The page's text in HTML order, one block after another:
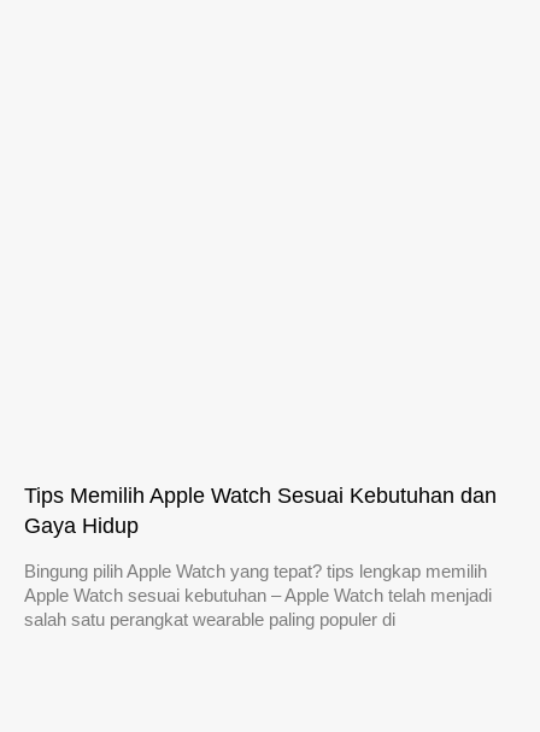
Tips Memilih Apple Watch Sesuai Kebutuhan dan
Gaya Hidup
Bingung pilih Apple Watch yang tepat? tips lengkap memilih
Apple Watch sesuai kebutuhan – Apple Watch telah menjadi
salah satu perangkat wearable paling populer di